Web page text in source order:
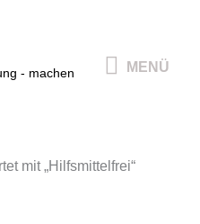
- machen
MENÜ
mit „Hilfsmittelfrei“